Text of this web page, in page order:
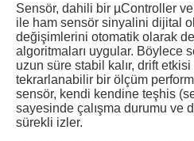
Sensör, dahili bir µController
ile ham sensör sinyalini dijital
değişimlerini otomatik olarak
algoritmaları uygular. Böylece
uzun süre stabil kalır, drift
tekrarlanabilir bir ölçüm
sensör, kendi kendine teşhis
sayesinde çalışma durumu ve
sürekli izler.